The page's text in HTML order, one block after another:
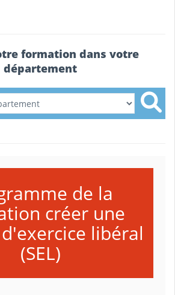
formation dans votre
département
de la
créer une
libéral
(SEL)